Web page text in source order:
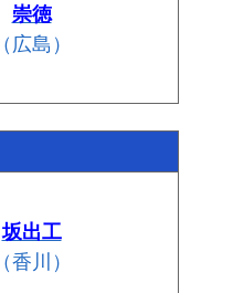
崇徳
（広島）
坂出工
（香川）